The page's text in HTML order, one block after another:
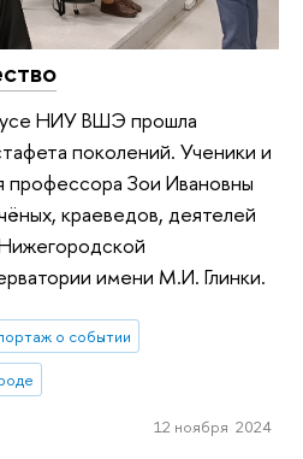
НИУ ВШЭ прошла
поколений. Ученики и
профессора Зои Ивановны
краеведов, деятелей
имени М.И. Глинки.
о событии
12 ноября 2024